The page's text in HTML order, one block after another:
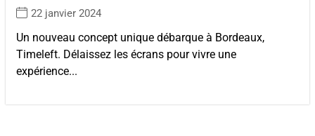
22 janvier 2024
Un nouveau concept unique débarque à Bordeaux,
Timeleft. Délaissez les écrans pour vivre une
expérience...